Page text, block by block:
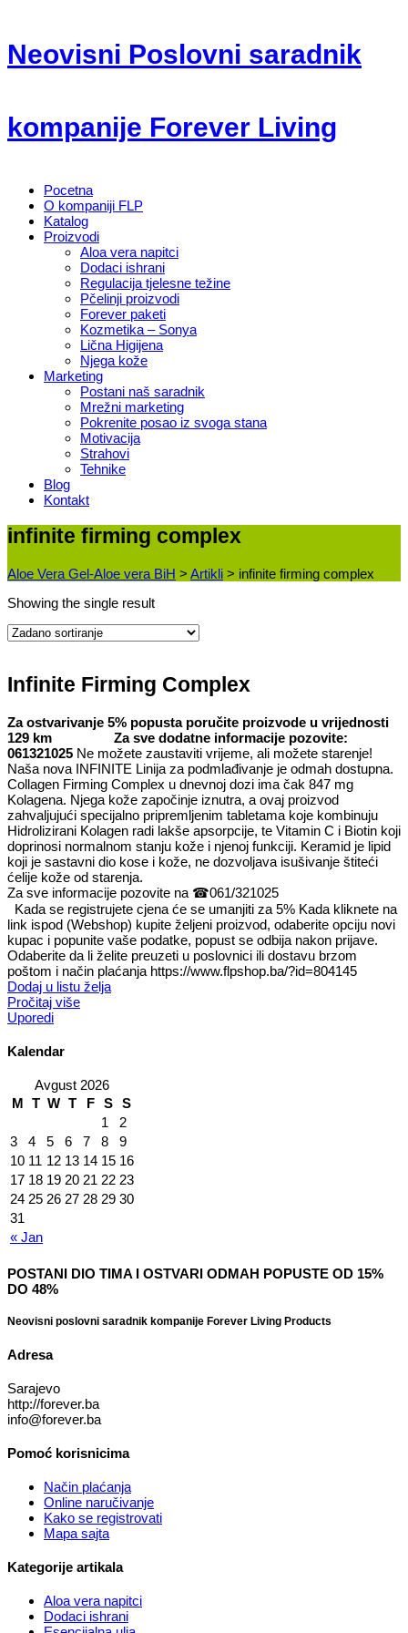
Neovisni Poslovni saradnik
kompanije Forever Living
Pocetna
O kompaniji FLP
Katalog
Proizvodi
Aloa vera napitci
Dodaci ishrani
Regulacija tjelesne težine
Pčelinji proizvodi
Forever paketi
Kozmetika – Sonya
Lična Higijena
Njega kože
Marketing
Postani naš saradnik
Mrežni marketing
Pokrenite posao iz svoga stana
Motivacija
Strahovi
Tehnike
Blog
Kontakt
infinite firming complex
Aloe Vera Gel-Aloe vera BiH > Artikli > infinite firming complex
Showing the single result
Infinite Firming Complex
Za ostvarivanje 5% popusta poručite proizvode u vrijednosti
129 km
Za sve dodatne informacije pozovite:
061321025 Ne možete zaustaviti vrijeme, ali možete starenje!
Naša nova INFINITE Linija za podmlađivanje je odmah dostupna.
Collagen Firming Complex u dnevnoj dozi ima čak 847 mg
Kolagena. Njega kože započinje iznutra, a ovaj proizvod
zahvaljujući specijalno pripremljenim tabletama koje kombinuju
Hidrolizirani Kolagen radi lakše apsorpcije, te Vitamin C i Biotin koji
doprinosi normalnom stanju kože i njenoj funkciji. Keramid je lipid
koji je sastavni dio kose i kože, ne dozvoljava isušivanje štiteći
ćelije kože od starenja.
Za sve informacije pozovite na ☎061/321025
Kada se registrujete cjena će se umanjiti za 5% Kada kliknete na
link ispod (Webshop) kupite željeni proizvod, odaberite opciju novi
kupac i popunite vaše podatke, popust se odbija nakon prijave.
Odaberite da li želite preuzeti u poslovnici ili dostavu brzom
poštom i način plaćanja https://www.flpshop.ba/?id=804145
Dodaj u listu želja
Pročitaj više
Uporedi
Kalendar
Avgust 2026
M T W T F S S
« Jan
1
2
3
4 5 6 7 8
9
10 11 12 13 14 15 16
17 18 19 20 21 22 23
24 25 26 27 28 29 30
31
POSTANI DIO TIMA I OSTVARI ODMAH POPUSTE OD 15%
DO 48%
Neovisni poslovni saradnik kompanije Forever Living Products
Adresa
Sarajevo
http://forever.ba
info@forever.ba
Pomoć korisnicima
Način plaćanja
Online naručivanje
Kako se registrovati
Mapa sajta
Kategorije artikala
Aloa vera napitci
Dodaci ishrani